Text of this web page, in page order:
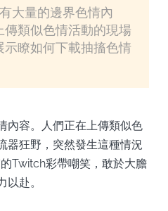
大量的邊界色情內
傳類似色情活動的現場
示瞭如何下載抽搐色情
內容。人們正在上傳類似色
器狂野，突然發生這種情況
Twitch彩帶嘲笑，敢於大膽
赴。